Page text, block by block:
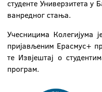
студенте Универзитета у
ванредног стања.
Учесницима Колегијума
пријављеним Ерасмус+
те Извјештај о
програм.